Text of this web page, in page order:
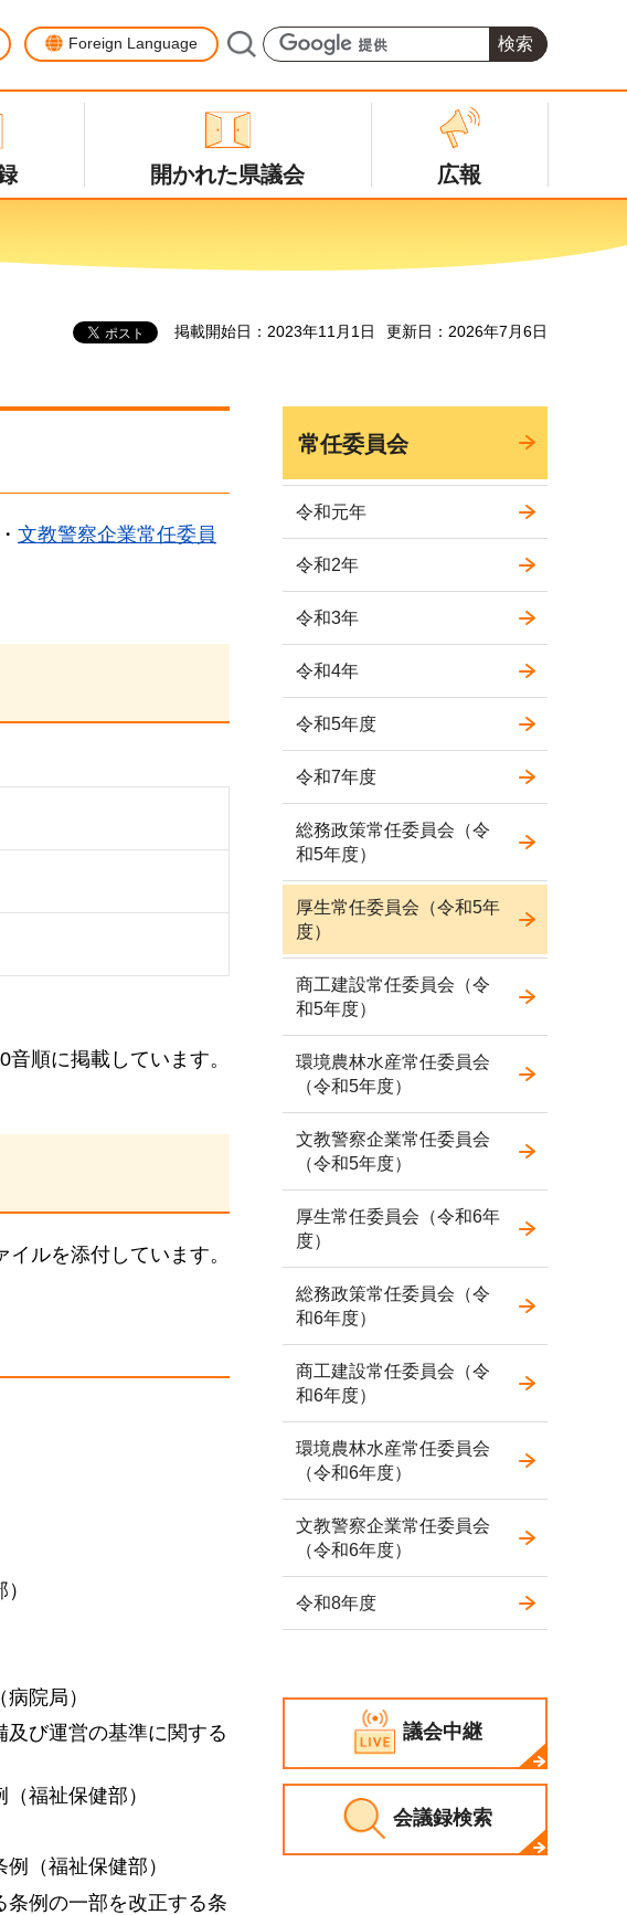
Foreign Language
開かれた県議会 広報
掲載開始日：2023年11月1日 更新日：2026年7月6日
・ 文教警察企業常任委員
音順に掲載しています。
ルを添付しています。
院局）
び運営の基準に関する
福祉保健部）
（福祉保健部）
例の一部を改正する条
常任委員会
令和元年
令和2年
令和3年
令和4年
令和5年度
令和7年度
総務政策常任委員会（令
和5年度）
厚生常任委員会（令和5年
度）
商工建設常任委員会（令
和5年度）
環境農林水産常任委員会
（令和5年度）
文教警察企業常任委員会
（令和5年度）
厚生常任委員会（令和6年
度）
総務政策常任委員会（令
和6年度）
商工建設常任委員会（令
和6年度）
環境農林水産常任委員会
（令和6年度）
文教警察企業常任委員会
（令和6年度）
令和8年度
議会中継
会議録検索